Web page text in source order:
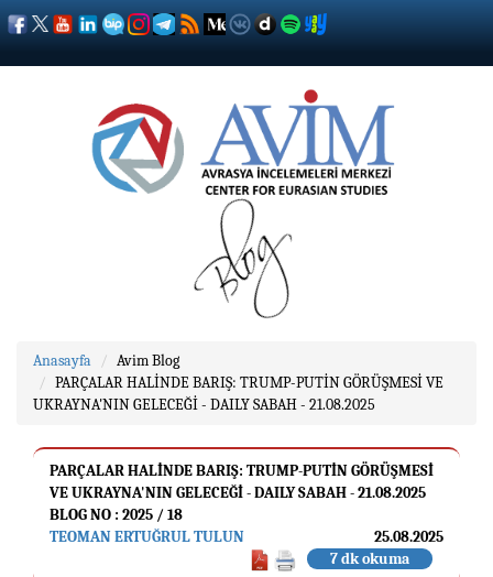
Anasayfa
Avim Blog
PARÇALAR HALİNDE BARIŞ: TRUMP-PUTİN GÖRÜŞMESİ VE
UKRAYNA'NIN GELECEĞİ - DAILY SABAH - 21.08.2025
PARÇALAR HALİNDE BARIŞ: TRUMP-PUTİN GÖRÜŞMESİ
VE UKRAYNA'NIN GELECEĞİ - DAILY SABAH - 21.08.2025
BLOG NO : 2025 / 18
TEOMAN ERTUĞRUL TULUN
25.08.2025
7 dk okuma